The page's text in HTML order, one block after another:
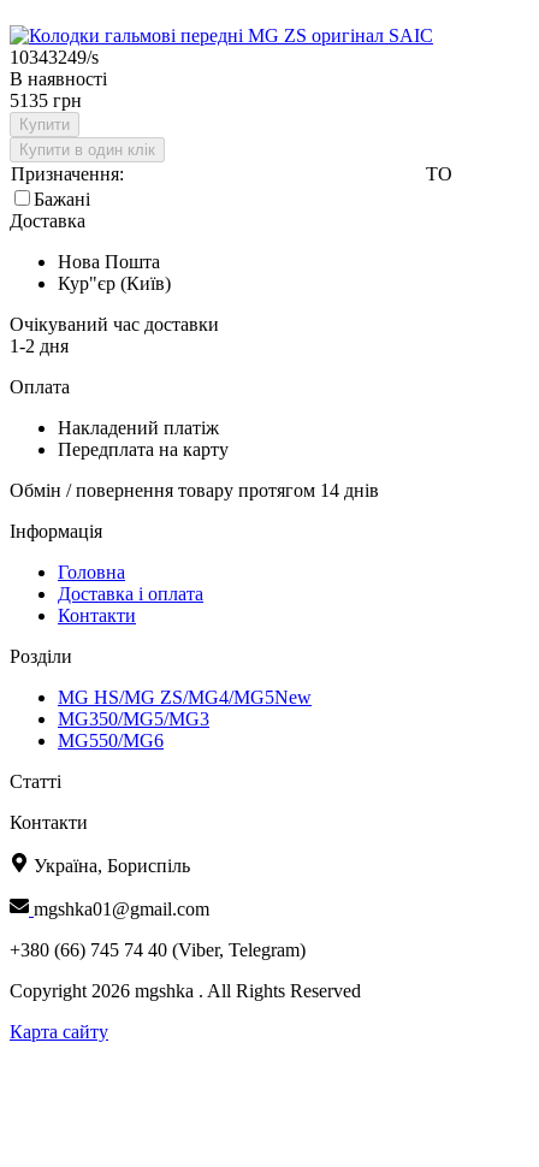
10343249/s
В наявності
5135 грн
Купити
Купити в один клік
Призначення:
ТО
Бажані
Доставка
Нова Пошта
Кур"єр (Київ)
Очікуваний час доставки
1-2 дня
Оплата
Накладений платіж
Передплата на карту
Обмін / повернення товару протягом 14 днів
Інформація
Головна
Доставка і оплата
Контакти
Розділи
MG HS/MG ZS/MG4/MG5New
MG350/MG5/MG3
MG550/MG6
Статті
Контакти
Україна, Бориспіль
mgshka01@gmail.com
+380 (66) 745 74 40 (Viber, Telegram)
Copyright 2026 mgshka . All Rights Reserved
Карта сайту